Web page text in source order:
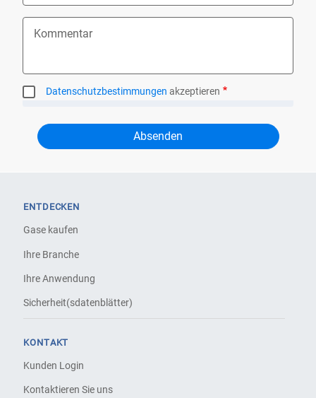
Kommentar
Datenschutzbestimmungen akzeptieren
ENTDECKEN
Gase kaufen
Ihre Branche
Ihre Anwendung
Sicherheit(sdatenblätter)
KONTAKT
Kunden Login
Kontaktieren Sie uns